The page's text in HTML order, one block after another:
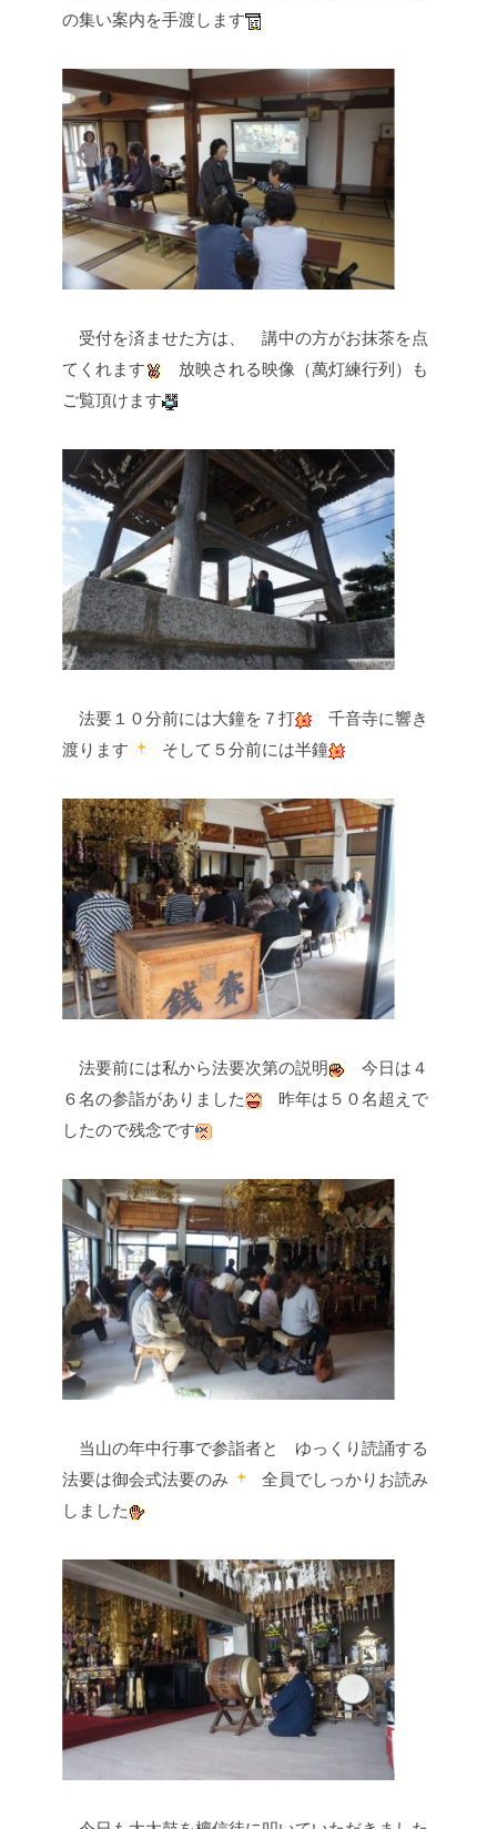
の集い案内を手渡します
受付を済ませた方は、
講中の方がお抹茶を点
てくれます
放映される映像（萬灯練行列）も
ご覧頂けます
法要１０分前には大鐘を７打
千音寺に響き
渡ります
そして５分前には半鐘
法要前には私から法要次第の説明
今日は４
６名の参詣がありました
昨年は５０名超えで
したので残念です
当山の年中行事で参詣者と
ゆっくり読誦する
法要は御会式法要のみ
全員でしっかりお読み
しました